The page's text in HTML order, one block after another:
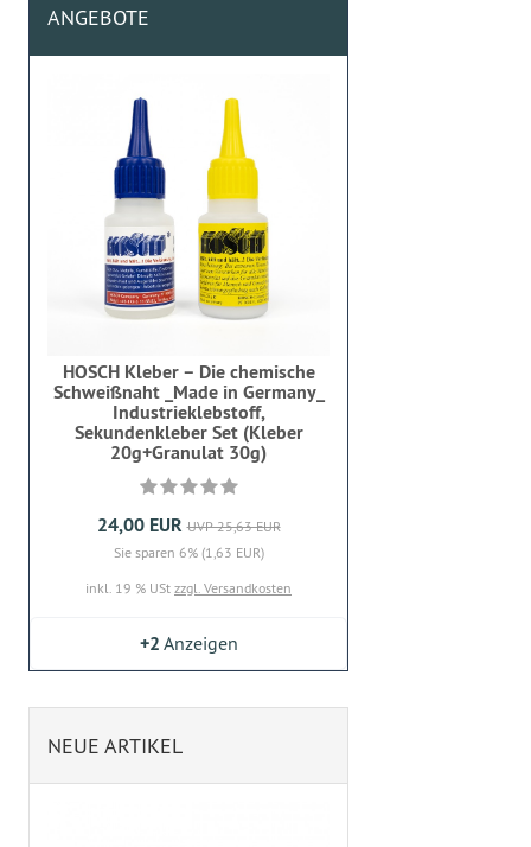
ANGEBOTE
HOSCH Kleber – Die chemische
Schweißnaht _Made in Germany_
Industrieklebstoff,
Sekundenkleber Set (Kleber
20g+Granulat 30g)
24,00 EUR UVP 25,63 EUR
Sie sparen 6% (1,63 EUR)
inkl. 19 % USt zzgl. Versandkosten
+2 Anzeigen
NEUE ARTIKEL